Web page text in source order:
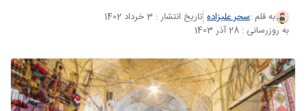
به قلم :سحر علیزاده تاریخ انتشار : 3 خرداد 1402
به روزرسانی : 28 آذر 1403